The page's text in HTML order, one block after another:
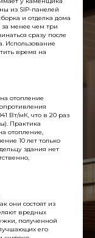
из SIP-панелей
и отделка дома
менее чем три
сразу после
Использование
время на
отопление
Вт/мК, что в 20 раз
Практика
отопление,
10 лет только
здания нет
они состоят из
вредных
полученной
его